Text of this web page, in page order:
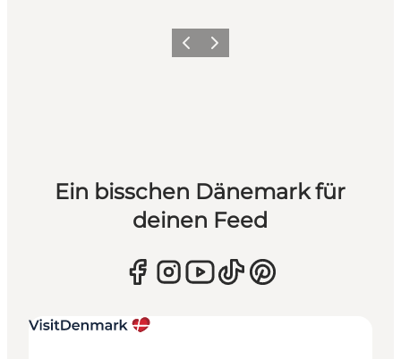
ZurückWeiter
Ein bisschen Dänemark für
deinen Feed